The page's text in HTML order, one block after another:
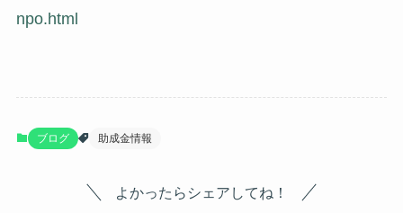
npo.html
ブログ 助成金情報
よかったらシェアしてね！